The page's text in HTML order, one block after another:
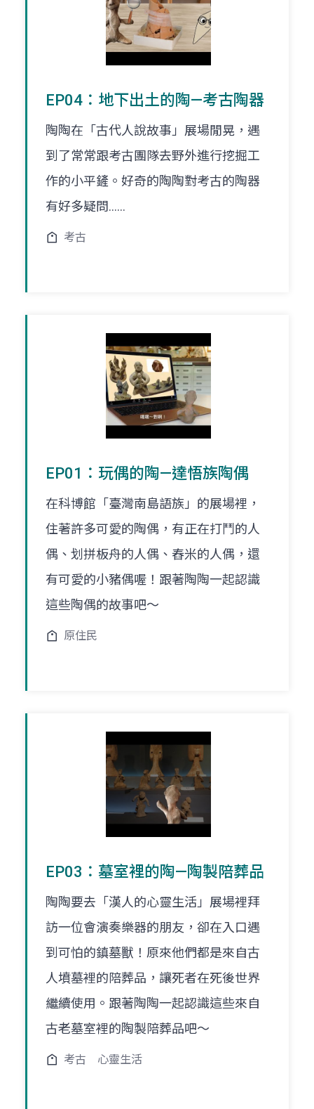
EP04：地下出土的陶—考古陶器
陶陶在「古代人說故事」展場閒晃，遇
到了常常跟考古團隊去野外進行挖掘工
作的小平鏟。好奇的陶陶對考古的陶器
有好多疑問......
考古
EP01：玩偶的陶—達悟族陶偶
在科博館「臺灣南島語族」的展場裡，
住著許多可愛的陶偶，有正在打鬥的人
偶、划拼板舟的人偶、舂米的人偶，還
有可愛的小豬偶喔！跟著陶陶一起認識
這些陶偶的故事吧～
原住民
EP03：墓室裡的陶—陶製陪葬品
陶陶要去「漢人的心靈生活」展場裡拜
訪一位會演奏樂器的朋友，卻在入口遇
到可怕的鎮墓獸！原來他們都是來自古
人墳墓裡的陪葬品，讓死者在死後世界
繼續使用。跟著陶陶一起認識這些來自
古老墓室裡的陶製陪葬品吧～
考古 心靈生活